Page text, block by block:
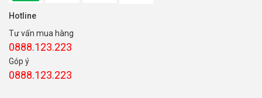
Hotline
Tư vấn mua hàng
0888.123.223
Góp ý
0888.123.223